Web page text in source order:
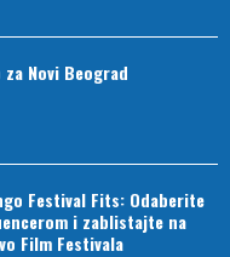
Novi Beograd
Festival Fits: Odaberite
i zablistajte na
Film Festivala